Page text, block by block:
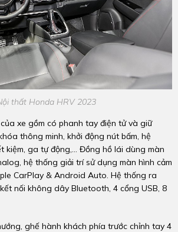
thất Honda HRV 2023
xe gồm có phanh tay điện tử và giữ
thông minh, khởi động nút bấm, hệ
kiệm, ga tự động,... Đồng hồ lái dùng màn
hệ thống giải trí sử dụng màn hình cảm
CarPlay & Android Auto. Hệ thống ra
nối không dây Bluetooth, 4 cổng USB, 8
ghế hành khách phía trước chỉnh tay 4